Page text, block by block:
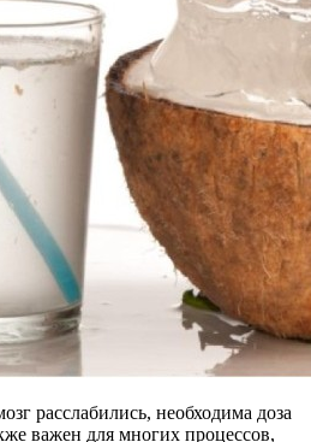
расслабились, необходима доза
важен для многих процессов,